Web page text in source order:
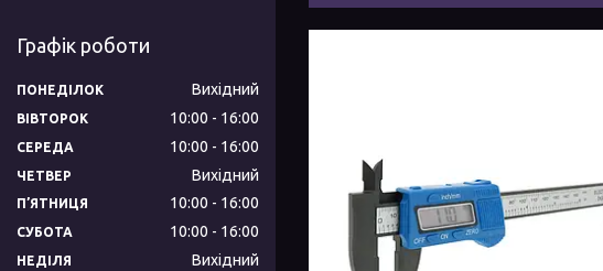
Графік роботи
ПОНЕДІЛОК Вихідний
ВІВТОРОК 10:00 16:00
СЕРЕДА 10:00 16:00
ЧЕТВЕР Вихідний
ПʼЯТНИЦЯ 10:00 16:00
СУБОТА 10:00 16:00
НЕДІЛЯ Вихідний